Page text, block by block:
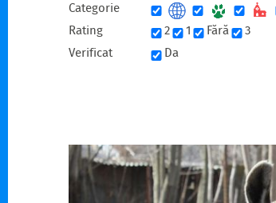
Categorie
Rating
2 1 Fără
3
Verificat
Da